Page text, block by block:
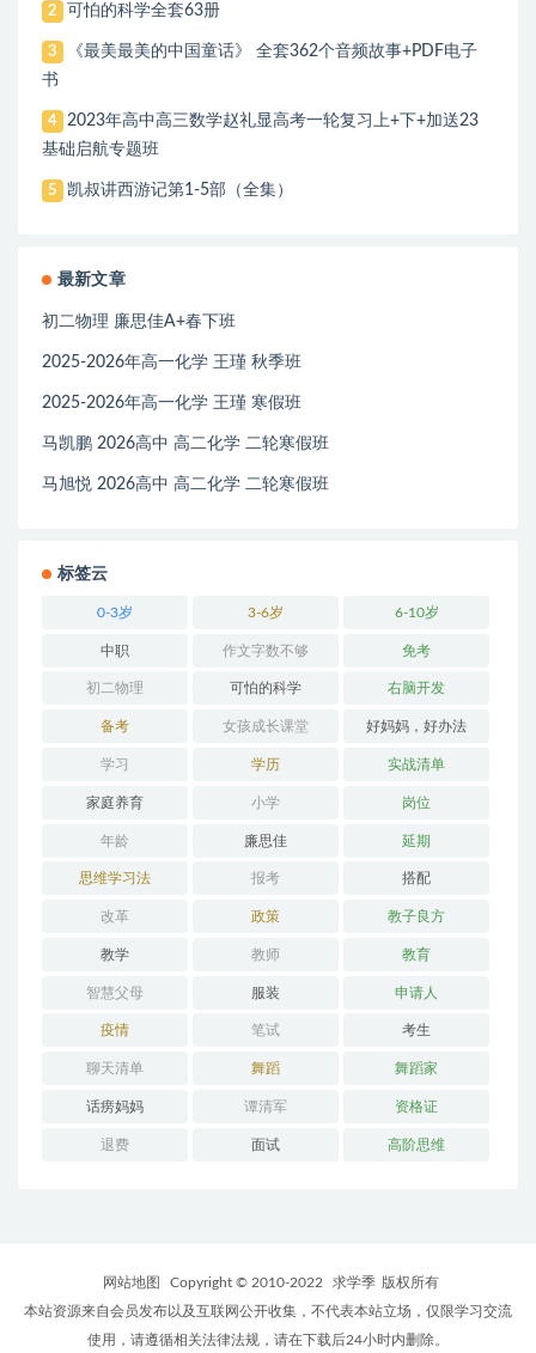
2 可怕的科学全套63册
3
《最美最美的中国童话》 全套362个音频故事+PDF电子
书
4
2023年高中高三数学赵礼显高考一轮复习上+下+加送23
基础启航专题班
5 凯叔讲西游记第1-5部（全集）
最新文章
初二物理 廉思佳A+春下班
2025-2026年高一化学 王瑾 秋季班
2025-2026年高一化学 王瑾 寒假班
马凯鹏 2026高中 高二化学 二轮寒假班
马旭悦 2026高中 高二化学 二轮寒假班
标签云
0-3岁 3-6岁 6-10岁
中职 作文字数不够 免考
初二物理 可怕的科学 右脑开发
备考 女孩成长课堂 好妈妈，好办法
学习 学历 实战清单
家庭养育 小学 岗位
年龄 廉思佳 延期
思维学习法 报考 搭配
改革 政策 教子良方
教学 教师 教育
智慧父母 服装 申请人
疫情 笔试 考生
聊天清单 舞蹈 舞蹈家
话痨妈妈 谭清军 资格证
退费 面试 高阶思维
网站地图 Copyright © 2010-2022 求学季 版权所有
本站资源来自会员发布以及互联网公开收集，不代表本站立场，仅限学习交流
使用，请遵循相关法律法规，请在下载后24小时内删除。